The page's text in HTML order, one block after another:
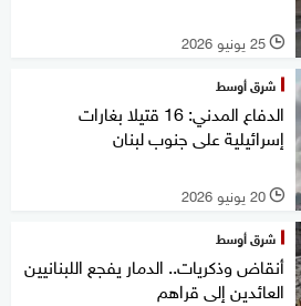
l 25 يونيو 2026
شرق أوسط
الدفاع المدني: 16 قتيلا بغارات
إسرائيلية على جنوب لبنان
l 20 يونيو 2026
شرق أوسط
أنقاض وذكريات.. الدمار يفجع اللبنانيين
العائدين إلى قراهم